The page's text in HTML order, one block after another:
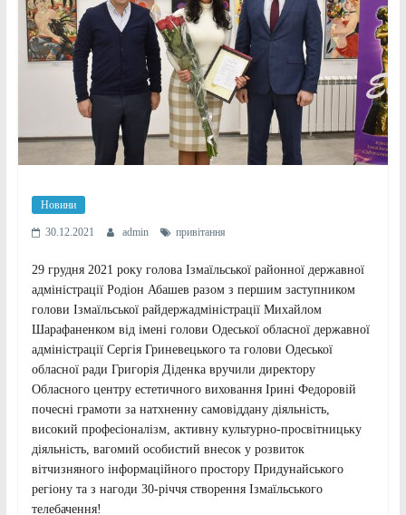
Новини
30.12.2021 admin привітання
29 грудня 2021 року голова Ізмаїльської районної державної
адміністрації Родіон Абашев разом з першим заступником
голови Ізмаїльської райдержадміністрації Михайлом
Шарафаненком від імені голови Одеської обласної державної
адміністрації Сергія Гриневецького та голови Одеської
обласної ради Григорія Діденка вручили директору
Обласного центру естетичного виховання Ірині Федоровій
почесні грамоти за натхненну самовіддану діяльність,
високий професіоналізм, активну культурно-просвітницьку
діяльність, вагомий особистий внесок у розвиток
вітчизняного інформаційного простору Придунайського
регіону та з нагоди 30-річчя створення Ізмаїльського
телебачення!